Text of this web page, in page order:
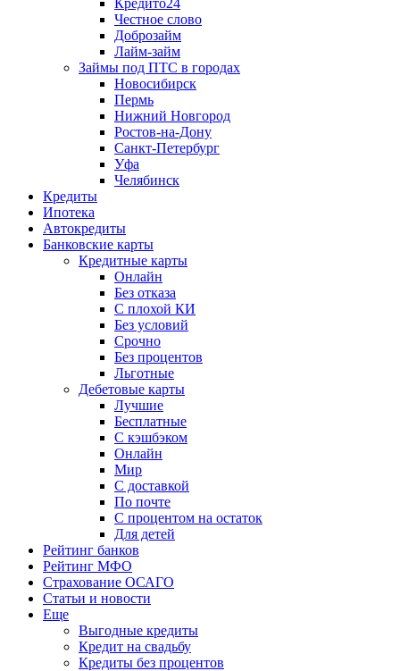
Кредито24
Честное слово
Доброзайм
Лайм-займ
Займы под ПТС в городах
Новосибирск
Пермь
Нижний Новгород
Ростов-на-Дону
Санкт-Петербург
Уфа
Челябинск
Кредиты
Ипотека
Автокредиты
Банковские карты
Кредитные карты
Онлайн
Без отказа
С плохой КИ
Без условий
Срочно
Без процентов
Льготные
Дебетовые карты
Лучшие
Бесплатные
С кэшбэком
Онлайн
Мир
С доставкой
По почте
С процентом на остаток
Для детей
Рейтинг банков
Рейтинг МФО
Страхование ОСАГО
Статьи и новости
Еще
Выгодные кредиты
Кредит на свадьбу
Кредиты без процентов